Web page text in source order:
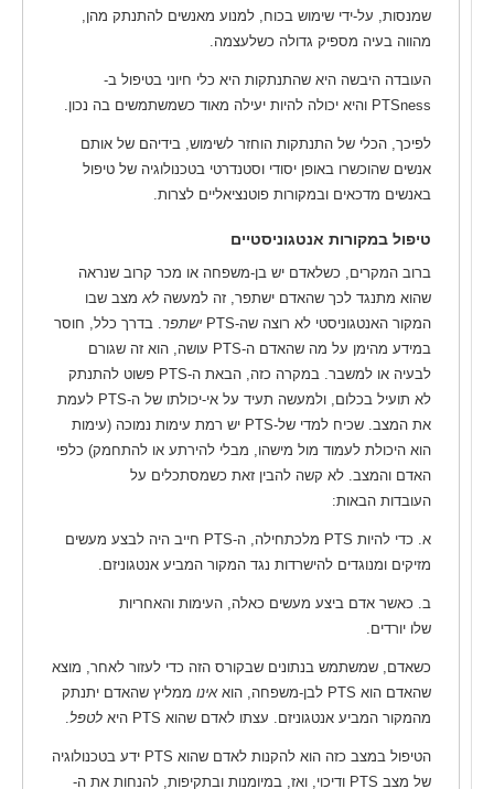
שמנסות, על-ידי שימוש בכוח, למנוע מאנשים להתנתק מהן,
מהווה בעיה מספיק גדולה כשלעצמה.
העובדה היבשה היא שהתנתקות היא כלי חיוני בטיפול ב-
PTSness והיא יכולה להיות יעילה מאוד כשמשתמשים בה נכון.
לפיכך, הכלי של התנתקות הוחזר לשימוש, בידיהם של אותם
אנשים שהוכשרו באופן יסודי וסטנדרטי בטכנולוגיה של טיפול
באנשים מדכאים ובמקורות פוטנציאליים לצרות.
טיפול במקורות אנטגוניסטיים
ברוב המקרים, כשלאדם יש בן-משפחה או מכר קרוב שנראה
שהוא מתנגד לכך שהאדם ישתפר, זה למעשה לא מצב שבו
המקור האנטגוניסטי לא רוצה שה-PTS
ישתפר. בדרך כלל, חוסר
במידע מהימן על מה שהאדם ה-PTS עושה, הוא זה שגורם
לבעיה או למשבר. במקרה כזה, הבאת ה-PTS פשוט להתנתק
לא תועיל בכלום, ולמעשה תעיד על אי-יכולתו של ה-PTS לעמת
את המצב. שכיח למדי של-PTS יש רמת עימות נמוכה (עימות
הוא היכולת לעמוד מול מישהו, מבלי להירתע או להתחמק) כלפי
האדם והמצב. לא קשה להבין זאת כשמסתכלים על
העובדות הבאות:
א. כדי להיות PTS מלכתחילה, ה-PTS חייב היה לבצע מעשים
מזיקים ומנוגדים להישרדות נגד המקור המביע אנטגוניזם.
ב. כאשר אדם ביצע מעשים כאלה, העימות והאחריות
שלו יורדים.
כשאדם, שמשתמש בנתונים שבקורס הזה כדי לעזור לאחר, מוצא
שהאדם הוא PTS לבן-משפחה, הוא
אינו ממליץ שהאדם יתנתק
מהמקור המביע אנטגוניזם. עצתו לאדם שהוא PTS היא
לטפל
הטיפול במצב כזה הוא להקנות לאדם שהוא PTS ידע בטכנולוגיה
של מצב PTS ודיכוי, ואז, במיומנות ובתקיפות, להנחות את ה-